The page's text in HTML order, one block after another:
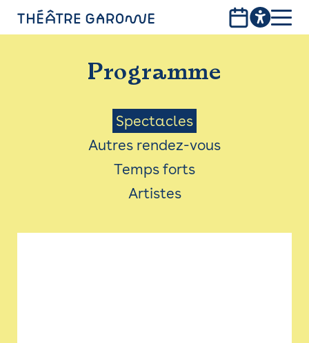
PROGRAMME
INFOS PRATIQUES
AVEC LES PUBLICS
ACCESSIBILITÉ
LES PRODUCTIONS
Programme
Menu
Saison
Spectacles
Autres rendez-vous
Temps forts
Artistes